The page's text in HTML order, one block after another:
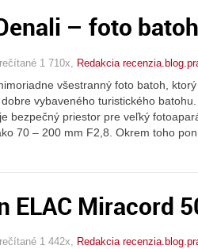
– foto
1 710x, Redakcia
všestranný foto batoh,
vybaveného turistického
bezpečný priestor pre veľký
70 – 200 mm F2,8. Okrem toho
ELAC Miracord
1 442x, Redakcia